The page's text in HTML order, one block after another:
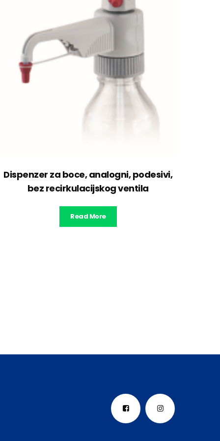
Dispenzer za boce, analogni, podesivi,
bez recirkulacijskog ventila
Read More